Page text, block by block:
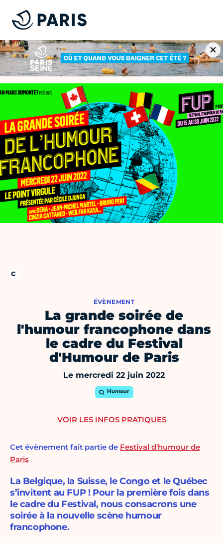
ÉVÈNEMENT
La grande soirée de
l'humour francophone dans
le cadre du Festival
d'Humour de Paris
Le mercredi 22 juin 2022
Humour
Cet évènement fait partie de Festival d'humour de
Paris
La Belgique, la Suisse, le Congo et le Québec
s’invitent au FUP ! Pour la première fois dans
le cadre du Festival, nous consacrons une
soirée à la nouvelle scène humour
francophone.
VOIR LES INFOS PRATIQUES